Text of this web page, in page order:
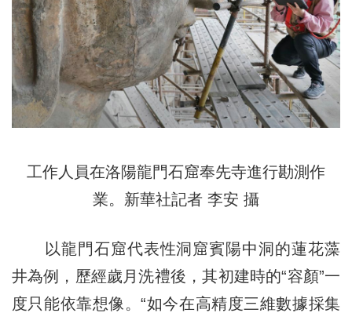
工作人員在洛陽龍門石窟奉先寺進行勘測作
業。新華社記者 李安 攝
以龍門石窟代表性洞窟賓陽中洞的蓮花藻
井為例，歷經歲月洗禮後，其初建時的“容顏”一
度只能依靠想像。“如今在高精度三維數據採集